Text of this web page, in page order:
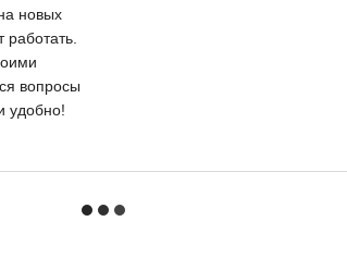
новых
вопросы
удобно!